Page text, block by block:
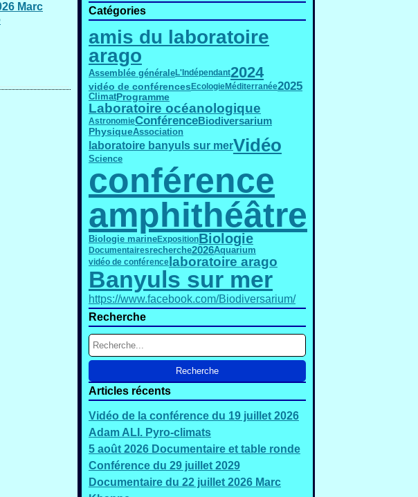
Marc
Catégories
amis du laboratoire
arago
Assemblée généraleL'Indépendant2024
vidéo de conférencesEcologieMéditerranée2025
ClimatProgramme
Laboratoire océanologique
AstronomieConférenceBiodiversarium
PhysiqueAssociation
laboratoire banyuls sur merVidéo
Science
conférence
amphithéâtre
Biologie marineExpositionBiologie
Documentairesrecherche2026Aquarium
vidéo de conférencelaboratoire arago
Banyuls sur mer
https://www.facebook.com/Biodiversarium/
Recherche
Articles récents
Vidéo de la conférence du 19 juillet 2026
Adam ALI. Pyro-climats
5 août 2026 Documentaire et table ronde
Conférence du 29 juillet 2029
Documentaire du 22 juillet 2026 Marc